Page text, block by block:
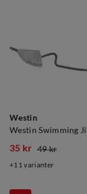
Westin
discounted
35 kr
original
49 kr
11 varianter